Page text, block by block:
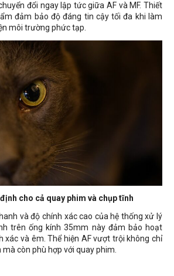
đổi ngay lập tức giữa AF và MF. Thiết
đảm bảo độ đáng tin cậy tối đa khi làm
môi trường phức tạp.
cho cả quay phim và chụp tĩnh
và độ chính xác cao của hệ thống xử lý
trên ống kính 35mm này đảm bảo hoạt
xác và êm. Thể hiện AF vượt trội không chỉ
còn phù hợp với quay phim.